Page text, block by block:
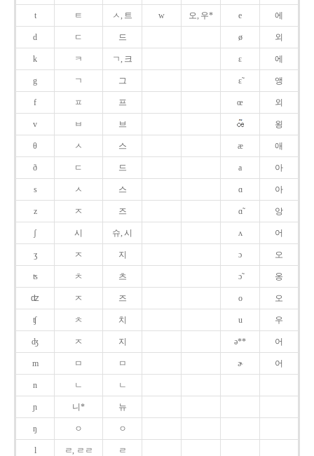
t ㅌ ㅅ, 트 w 오, 우* e 에
d ㄷ 드 ø 외
k ㅋ ㄱ, 크 ɛ 에
g ㄱ 그 ɛ̃ 앵
f ㅍ 프 œ 외
v ㅂ 브 욍
θ ㅅ 스 æ 애
ð ㄷ 드 a 아
s ㅅ 스 ɑ 아
z ㅈ 즈 ɑ̃ 앙
ʃ 시 슈, 시 ʌ 어
ʒ ㅈ 지 ɔ 오
ʦ ㅊ 츠 ɔ̃ 옹
ʣ ㅈ 즈 o 오
ʧ ㅊ 치 u 우
ʤ ㅈ 지 ə** 어
m ㅁ ㅁ ɚ 어
n ㄴ ㄴ
ɲ 니* 뉴
ŋ ㅇ ㅇ
l ㄹ, ㄹㄹ ㄹ